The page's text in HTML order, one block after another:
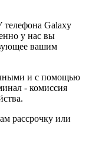
Galaxy
у нас вы
вашим
и с помощью
- комиссия
рассрочку или